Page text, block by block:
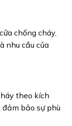
chống cháy,
nhu cầu của
theo kích
đảm bảo sự phù